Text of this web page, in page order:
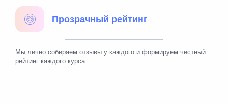
Прозрачный рейтинг
Мы лично собираем отзывы у каждого и формируем честный
рейтинг каждого курса